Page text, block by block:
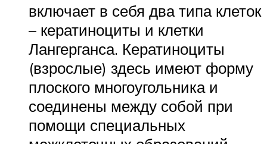
включает в себя два типа клеток
– кератиноциты и клетки
Лангерганса. Кератиноциты
(взрослые) здесь имеют форму
плоского многоугольника и
соединены между собой при
помощи специальных